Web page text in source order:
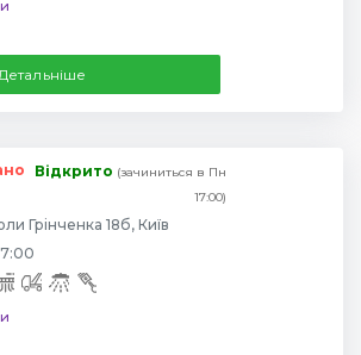
Детальніше
Відкрито (зачиниться в Пн
17:00)
Грінченка 18б, Київ